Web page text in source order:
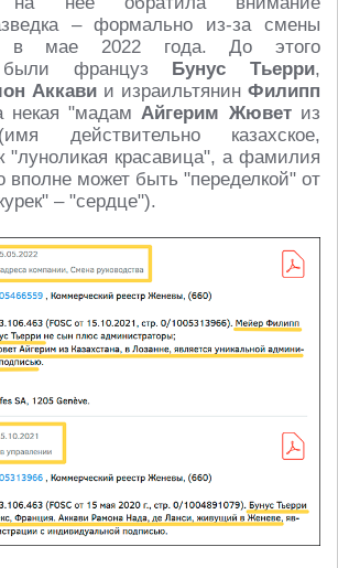
– формально из-за смены
в мае 2022 года. До этого
были француз
Бунус Тьерри,
Аккави и израильтянин Филипп
некая "мадамАйгерим Жюветиз
действительно казахское,
"луноликая красавица", а фамилия
вполне может быть "переделкой" от
– "сердце").